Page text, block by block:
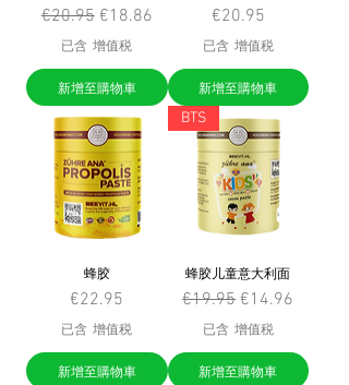
一般價格
€20.95 促銷價格
€18.86
已含 增值税
新增至購物車
價格
€20.95
已含 增值税
新增至購物車
蜂胶
價格
€22.95
已含 增值税
新增至購物車
BTS
蜂胶儿童意大利面
一般價格
€19.95 促銷價格
€14.96
已含 增值税
新增至購物車